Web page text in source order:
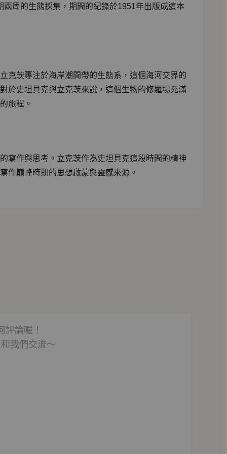
周的生態採集，期間的紀錄於1951年出版成這本
克茨專注於海岸潮間帶的生態系，這個海河交界的
於史坦貝克與立克茨來說，這個生物的修羅場充滿
旅程。
寫作與思考。立克茨作為史坦貝克這段時間的精神
作巔峰時期的思想啟蒙與靈感來源。
洋生物學，爵士樂，政治，哲學，歷史和神話。
）等。另著有非虛構作品《史坦貝克俄羅斯紀
模的研究機構提供海洋動物標本，對美國西岸潮
響。
評論喔！
我們交流～